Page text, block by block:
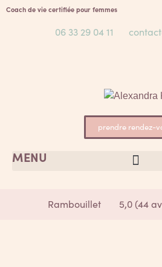
Coach de vie certifiée pour femmes
06 33 29 04 11
prendre rendez-
MENU
Rambouillet 5,0 (44